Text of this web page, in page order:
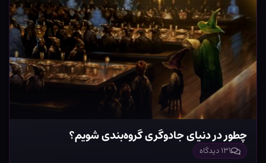
چطور در دنیای جادوگری گروه‌بندی شویم؟
۱۳۱ دیدگاه